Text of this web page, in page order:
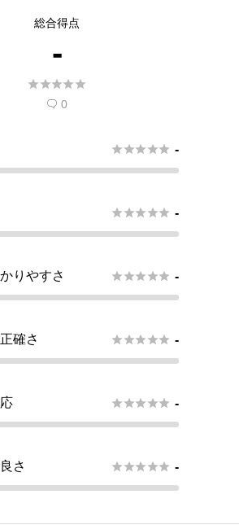
総合得点
-

 0
 -
 -
りやすさ  -
確さ  -
 -
さ  -